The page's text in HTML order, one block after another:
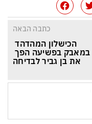
כתבה הבאה
הכישלון המהדהד
במאבק בפשיעה הפך
את בן גביר לבדיחה